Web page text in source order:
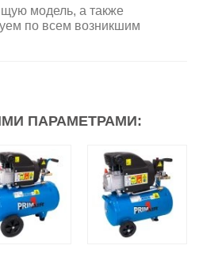
модель, а также
по всем возникшим
ПАРАМЕТРАМИ: